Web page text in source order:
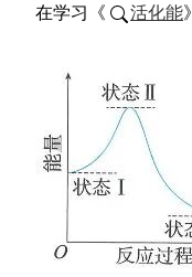
在学习《
活化能